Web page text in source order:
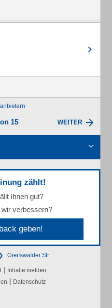
15 WEITER
zählt!
Ihnen gut?
verbessern?
geben!
Greifswalder Str
| Inhalte melden
| Datenschutz